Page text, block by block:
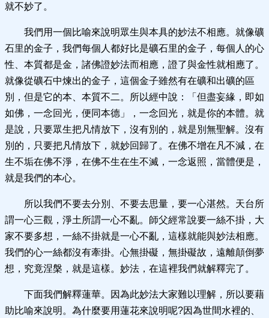
就不妙了。
我們用一個比喻來說明眾生與本具的妙法不相應。就像礦
石里的金子，我們每個人都好比是礦石里的金子，每個人的心
性、本質都是金，諸佛證妙法而相應，證了與金性就相應了。
就像從礦石中煉出的金子，這個金子雖然有在礦和出礦的區
別，但是它的本、本質不二。所以經中說：「但盡妄緣，即如
如佛，一念回光，便同本德」，一念回光，就是你的本體。就
是說，只要眾生把凡情放下，沒有別的，就是別無聖解。沒有
別的，只要把凡情放下，就妙回歸了。在佛不增在凡不減，在
生不垢在佛不淨，在佛不生在生不滅，一念返照，當體便是，
就是我們的本心。
所以我們不要去分別、不要去思量，要一心湛然。天台所
謂一心三觀，淨土所謂一心不亂。師父經常說要一絲不掛，大
家不要多想，一絲不掛就是一心不亂，這樣就能與妙法相應。
我們的心一絲都沒有牽掛。心無掛礙，無掛礙故，遠離顛倒夢
想，究竟涅槃，就是這樣。妙法，在這裡我們就解釋完了。
下面我們解釋蓮華。因為此妙法大家難以理解，所以要藉
助比喻來說明。為什麼要用蓮花來說明呢?因為世間水裡的、